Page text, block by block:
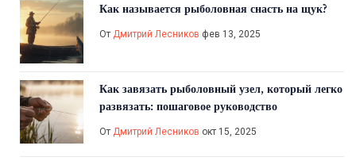
Как называется рыболовная снасть на щук?
От Дмитрий Лесников фев 13, 2025
Как завязать рыболовный узел, который легко
развязать: пошаговое руководство
От Дмитрий Лесников окт 15, 2025